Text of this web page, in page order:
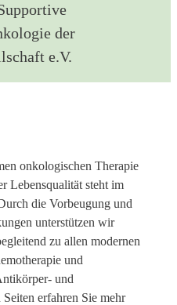
der
e.V.
onkologischen Therapie
Lebensqualität steht im
die Vorbeugung und
unterstützen wir
zu allen modernen
und
und
erfahren Sie mehr